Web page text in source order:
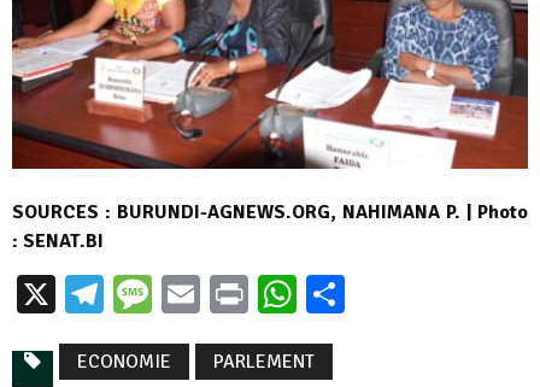
SOURCES : BURUNDI-AGNEWS.ORG, NAHIMANA P. | Photo
: SENAT.BI
X Telegram
Message
EmailPrintWhatsApp
ECONOMIE PARLEMENT